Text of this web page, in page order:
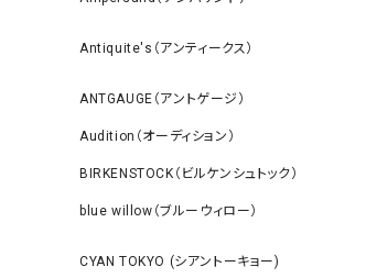
Antiquite's（アンティークス）
ANTGAUGE（アントゲージ）
Audition（オーディション）
BIRKENSTOCK（ビルケンシュトック）
blue willow（ブルーウィロー）
CYAN TOKYO (シアントーキョー)